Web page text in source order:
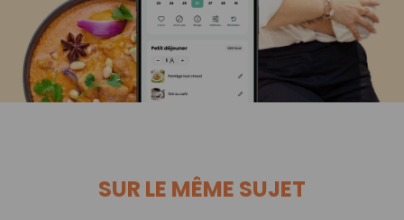
SUR LE MÊME SUJET